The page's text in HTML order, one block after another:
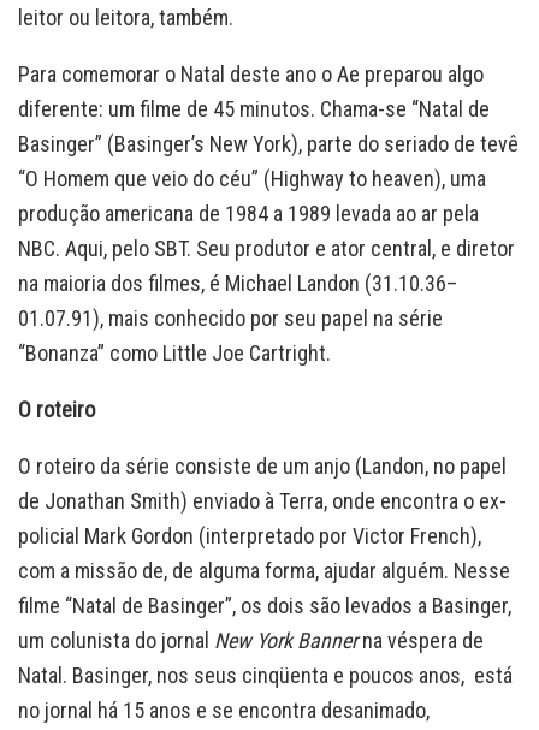
leitor ou leitora, também.
Para comemorar o Natal deste ano o Ae preparou algo
diferente: um filme de 45 minutos. Chama-se “Natal de
Basinger” (Basinger’s New York), parte do seriado de tevê
“O Homem que veio do céu” (Highway to heaven), uma
produção americana de 1984 a 1989 levada ao ar pela
NBC. Aqui, pelo SBT. Seu produtor e ator central, e diretor
na maioria dos filmes, é Michael Landon (31.10.36–
01.07.91), mais conhecido por seu papel na série
“Bonanza” como Little Joe Cartright.
O roteiro
O roteiro da série consiste de um anjo (Landon, no papel
de Jonathan Smith) enviado à Terra, onde encontra o ex-
policial Mark Gordon (interpretado por Victor French),
com a missão de, de alguma forma, ajudar alguém. Nesse
filme “Natal de Basinger”, os dois são levados a Basinger,
um colunista do jornal New York Bannerna véspera de
Natal. Basinger, nos seus cinqüenta e poucos anos, está
no jornal há 15 anos e se encontra desanimado,